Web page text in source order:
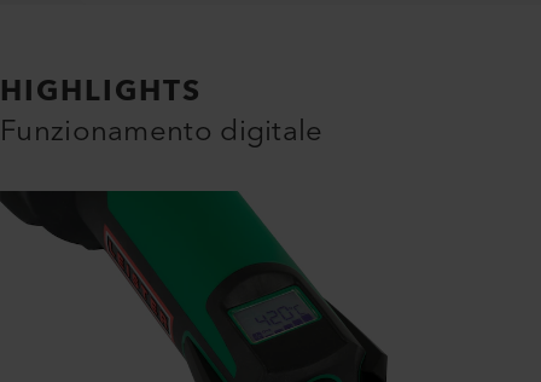
HIGHLIGHTS
Funzionamento digitale